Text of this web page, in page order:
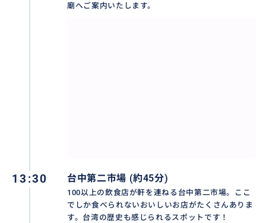
廟へご案内いたします。
13:30 台中第二市場 (約45分)
100以上の飲食店が軒を連ねる台中第二市場。ここ
でしか食べられないおいしいお店がたくさんありま
す。台湾の歴史も感じられるスポットです！